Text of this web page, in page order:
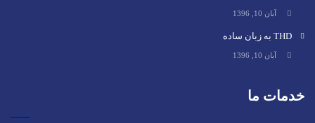
آبان 10, 1396
THD به زبان ساده
آبان 10, 1396
خدمات ما